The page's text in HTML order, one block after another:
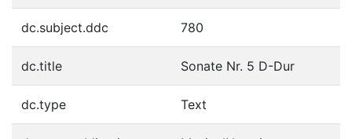
dc.subject.ddc 780
dc.title Sonate Nr. 5 D-Dur
dc.type Text